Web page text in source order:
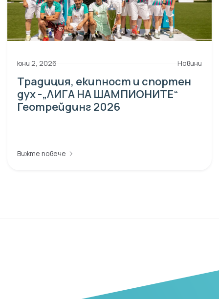
юни 2, 2026 Новини
Традиция, екипност и спортен
дух -„ЛИГА НА ШАМПИОНИТЕ“
Геотрейдинг 2026
Вижте повече